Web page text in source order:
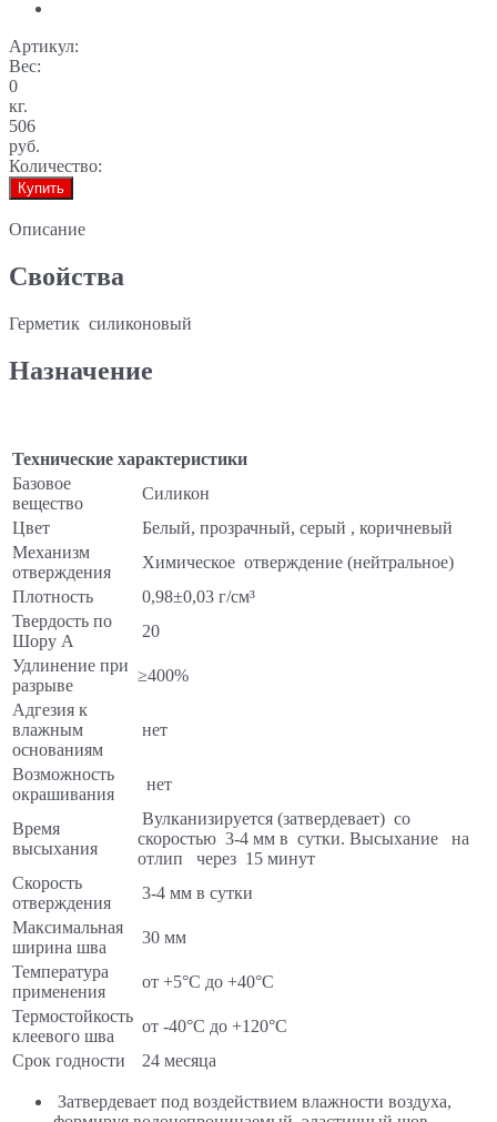
Артикул:
Вес:
0
кг.
506
руб.
Количество:
Купить
Описание
Свойства
Герметик силиконовый
Назначение
Технические характеристики
Базовое
вещество
Силикон
Цвет
Белый, прозрачный, серый , коричневый
Механизм
отверждения
Химическое отверждение (нейтральное)
Плотность
0,98±0,03 г/см³
Твердость по
Шору А
20
Удлинение при
разрыве
≥400%
Адгезия к
влажным
основаниям
нет
Возможность
окрашивания
нет
Время
высыхания
Вулканизируется (затвердевает) со
скоростью 3-4 мм в сутки. Высыхание на
отлип через 15 минут
Скорость
отверждения
3-4 мм в сутки
Максимальная
ширина шва
30 мм
Температура
применения
от +5°С до +40°С
Термостойкость
клеевого шва
от -40°С до +120°С
Срок годности
24 месяца
Затвердевает под воздействием влажности воздуха,